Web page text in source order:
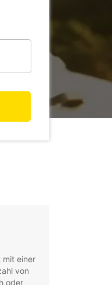
mit einer
von
oder